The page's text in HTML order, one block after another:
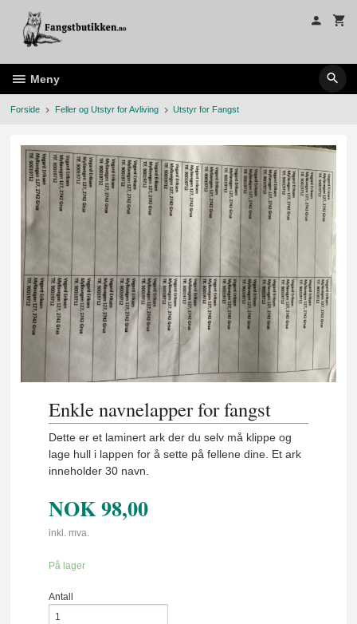
innholdet
Meny
Forside Feller og Utstyr for Avliving Utstyr for Fangst
Enkle navnelapper for fangst
Dette er et laminert ark der du selv må klippe og
lage hull i lappen for å sette på fellene dine. Et ark
inneholder 30 navn.
NOK98,00
inkl. mva.
På lager
Antall